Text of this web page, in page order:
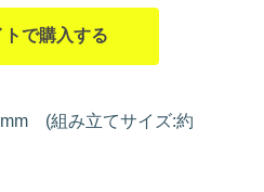
トで購入する
(組み立てサイズ:約